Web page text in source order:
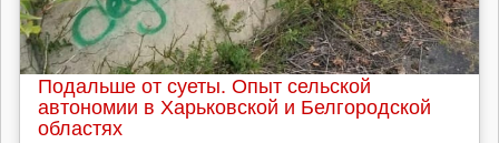
Подальше от суеты. Опыт сельской
автономии в Харьковской и Белгородской
областях